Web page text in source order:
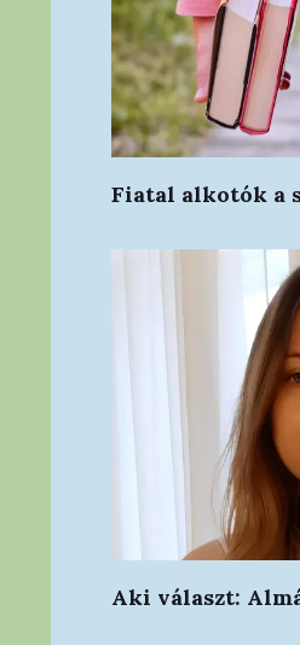
Fiatal alkotók a
Aki választ: